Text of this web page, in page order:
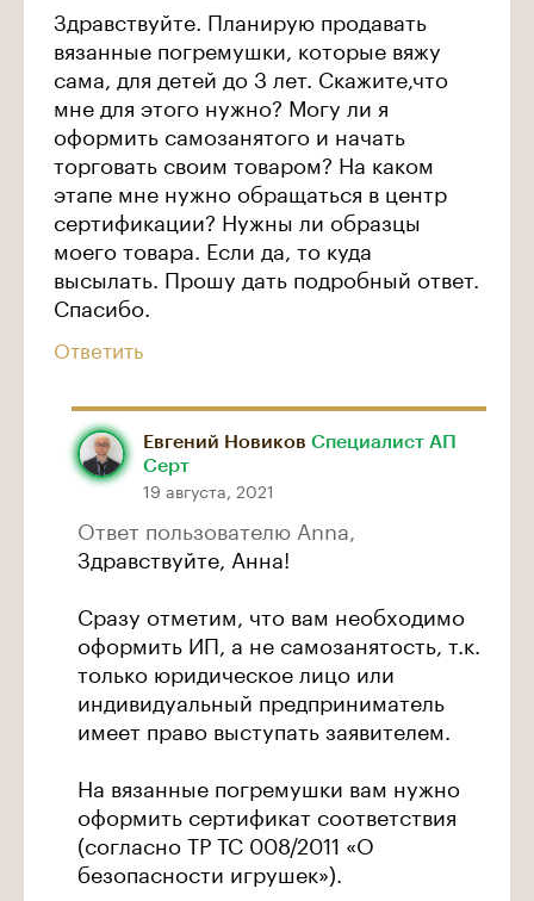
Здравствуйте. Планирую продавать
вязанные погремушки, которые вяжу
сама, для детей до 3 лет. Скажите,что
мне для этого нужно? Могу ли я
оформить самозанятого и начать
торговать своим товаром? На каком
этапе мне нужно обращаться в центр
сертификации? Нужны ли образцы
моего товара. Если да, то куда
высылать. Прошу дать подробный ответ.
Спасибо.
Ответить
Евгений Новиков Специалист АП
Серт
19 августа, 2021
Ответ пользователю Anna,
Здравствуйте, Анна!
Сразу отметим, что вам необходимо
оформить ИП, а не самозанятость, т.к.
только юридическое лицо или
индивидуальный предприниматель
имеет право выступать заявителем.
На вязанные погремушки вам нужно
оформить сертификат соответствия
(согласно ТР ТС 008/2011 «О
безопасности игрушек»).